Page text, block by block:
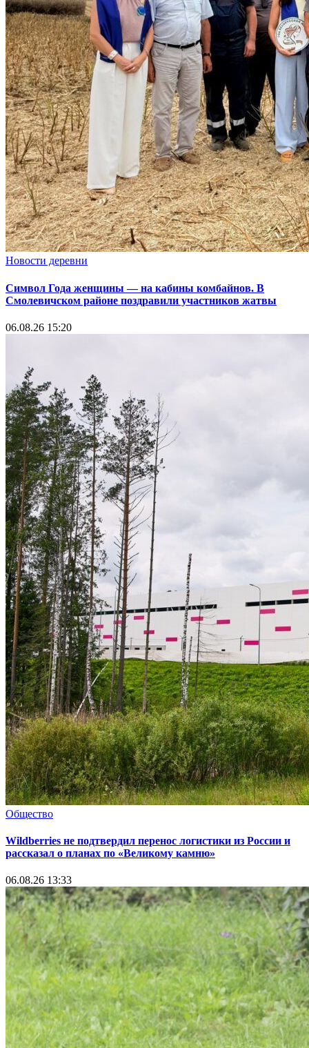
Новости деревни
Символ Года женщины — на кабины комбайнов. В
Смолевичском районе поздравили участников жатвы
06.08.26 15:20
Общество
Wildberries не подтвердил перенос логистики из России и
рассказал о планах по «Великому камню»
06.08.26 13:33